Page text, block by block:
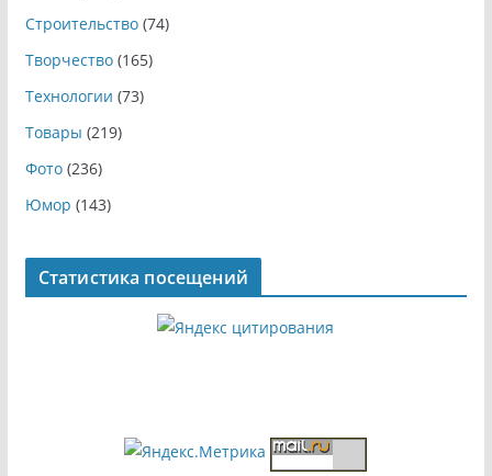
Строительство(74)
Творчество(165)
Технологии (73)
Товары (219)
Фото(236)
Юмор (143)
Статистика посещений